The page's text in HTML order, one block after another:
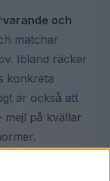
och
matchar
Ibland räcker
konkreta
är också att
mejl på kvällar
genom enkla